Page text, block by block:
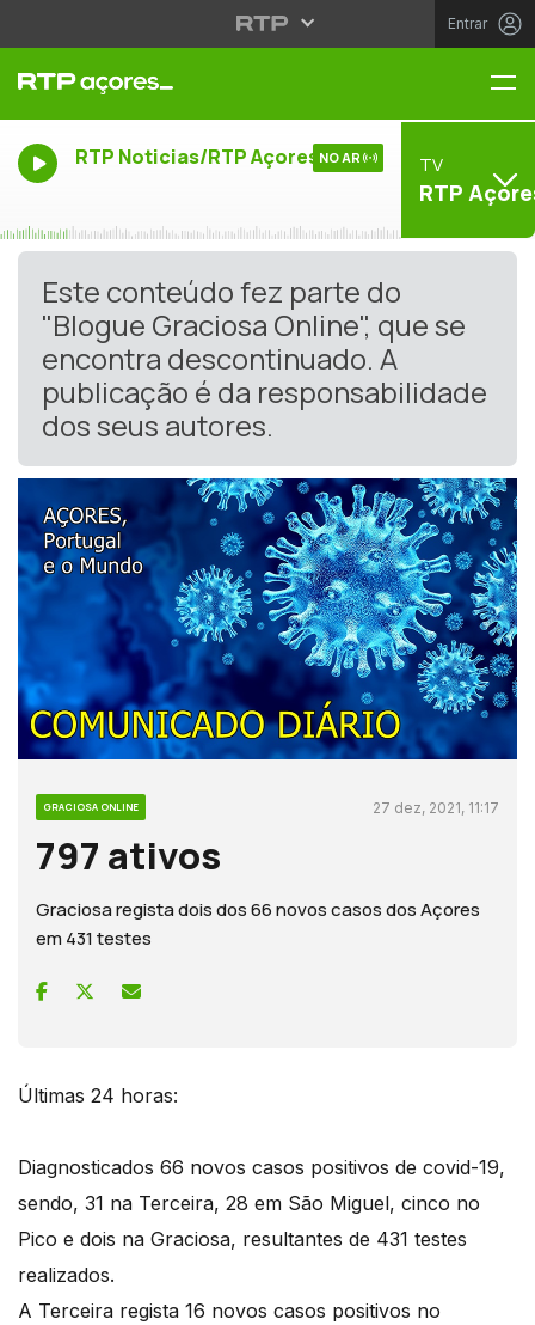
Entrar
RTP Noticias/RTP Açores NO AR TV
RTP
Este conteúdo fez parte do
"Blogue Graciosa Online", que se
encontra descontinuado. A
publicação é da responsabilidade
dos seus autores.
GRACIOSA ONLINE 27 dez, 2021, 11:17
797 ativos
Graciosa regista dois dos 66 novos casos dos Açores
em 431 testes
Últimas 24 horas:
Diagnosticados 66 novos casos positivos de covid-19,
sendo, 31 na Terceira, 28 em São Miguel, cinco no
Pico e dois na Graciosa, resultantes de 431 testes
realizados.
A Terceira regista 16 novos casos positivos no